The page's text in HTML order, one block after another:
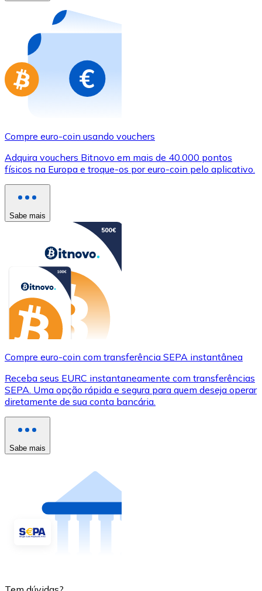
Compre cartões-presente das suas marcas favoritas
Ir para a loja de cartões-presente
Compre euro-coin usando vouchers
Adquira vouchers Bitnovo em mais de 40.000 pontos
físicos na Europa e troque-os por euro-coin pelo aplicativo.
Sabe mais
Compre euro-coin com transferência SEPA instantânea
Receba seus EURC instantaneamente com transferências
SEPA. Uma opção rápida e segura para quem deseja operar
diretamente de sua conta bancária.
Sabe mais